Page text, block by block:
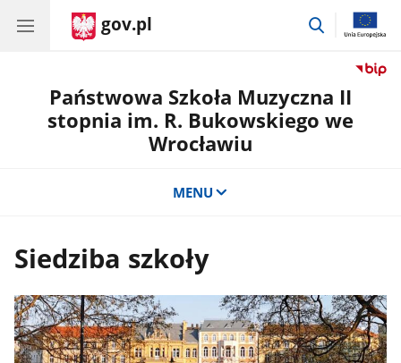
gov.pl
przejdź
Państwowa Szkoła Muzyczna II
stopnia im. R. Bukowskiego we
Wrocławiu
MENU
Siedziba szkoły